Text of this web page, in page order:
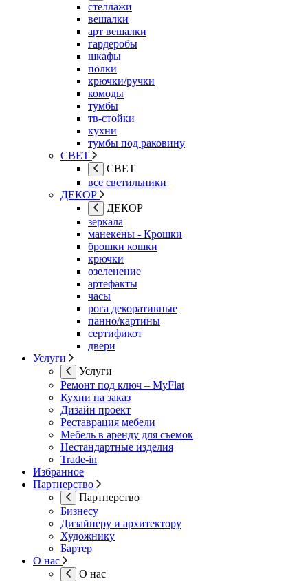
стеллажи
вешалки
арт вешалки
гардеробы
шкафы
полки
крючки/ручки
комоды
тумбы
тв-стойки
кухни
тумбы под раковину
СВЕТ
СВЕТ
все светильники
ДЕКОР
ДЕКОР
зеркала
манекены - Крошки
брошки кошки
крючки
озеленение
артефакты
часы
рога декоративные
панно/картины
сертификот
двери
Услуги
Услуги
Ремонт под ключ – MyFlat
Кухни на заказ
Дизайн проект
Реставрация мебели
Мебель в аренду для съемок
Нестандартные изделия
Trade-in
Избранное
Партнерство
Партнерство
Бизнесу
Дизайнеру и архитектору
Художнику
Бартер
О нас
О нас